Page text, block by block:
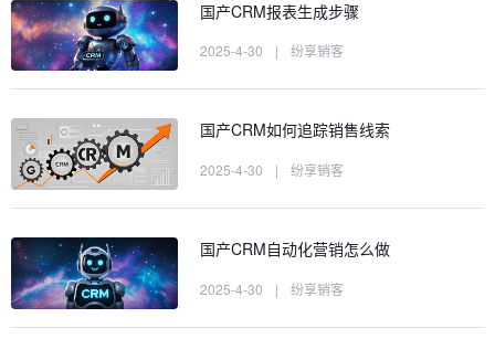
国产CRM报表生成步骤
2025-4-30 | 纷享销客
国产CRM如何追踪销售线索
2025-4-30 | 纷享销客
国产CRM自动化营销怎么做
2025-4-30 | 纷享销客